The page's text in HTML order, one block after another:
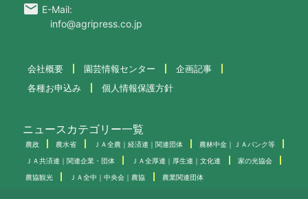
email E-Mail:
info@agripress.co.jp
会社概要 園芸情報センター
企画記事
各種お申込み
個人情報保護方針
ニュースカテゴリー一覧
農政 農水省 ＪＡ全農｜経済連｜関連団体 農林中金｜ＪＡバンク等
ＪＡ共済連｜関連企業・団体 ＪＡ全厚連｜厚生連｜文化連 家の光協会
農協観光 ＪＡ全中｜中央会｜農協 農業関連団体